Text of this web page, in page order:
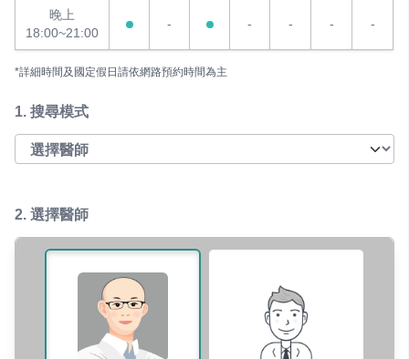
晚上
18:00~21:00
- - - - -
*詳細時間及國定假日請依網路預約時間為主
1. 搜尋模式
2. 選擇醫師